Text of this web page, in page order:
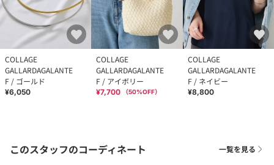
COLLAGE
GALLARDAGALANTE
F / ゴールド
¥6,050
COLLAGE
GALLARDAGALANTE
F / アイボリー
¥7,700 （50%OFF）
COLLAGE
GALLARDAGALANTE
F / ネイビー
¥8,800
このスタッフのコーディネート 一覧を見る